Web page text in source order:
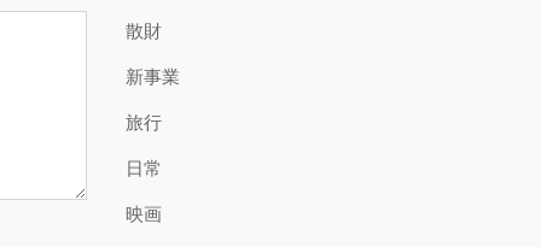
散財
新事業
旅行
日常
映画